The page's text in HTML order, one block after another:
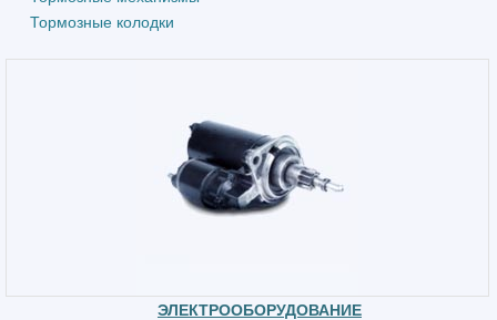
Тормозные колодки
ЭЛЕКТРООБОРУДОВАНИЕ